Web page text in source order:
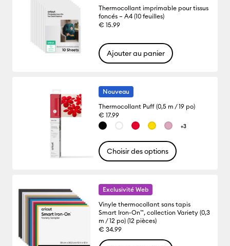
Thermocollant imprimable pour tissus
foncés – A4 (10 feuilles)
€ 15.99
Ajouter au panier
Nouveau
Thermocollant Puff (0,5 m / 19 po)
€ 17.99
+3
Choisir des options
Exclusivité Web
Vinyle thermocollant sans tapis
Smart Iron-On™, collection Variety (0,3
m / 12 po) (12 pièces)
€ 34.99